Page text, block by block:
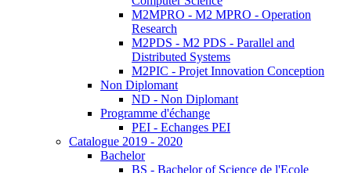
M2MPRO - M2 MPRO - Operation
Research
M2PDS - M2 PDS - Parallel and
Distributed Systems
M2PIC - Projet Innovation Conception
Non Diplomant
ND - Non Diplomant
Programme d'échange
PEI - Echanges PEI
Catalogue 2019 - 2020
Bachelor
BS - Bachelor of Science de l'Ecole